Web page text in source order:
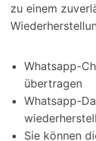
zu einem
Whatsapp-
übertragen
Whatsapp-
Sie können